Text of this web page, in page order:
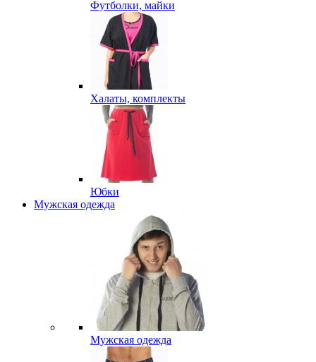
Футболки, майки
Халаты, комплекты
Юбки
Мужская одежда
Мужская одежда